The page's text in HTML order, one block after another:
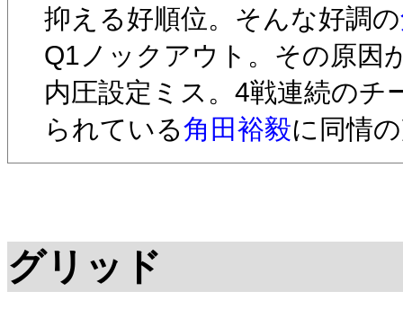
抑える好順位。そんな好調の
Q1ノックアウト。その原因
内圧設定ミス。4戦連続のチ
られている角田裕毅に同情
グリッド